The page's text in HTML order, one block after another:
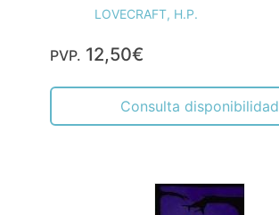
LOVECRAFT, H.P.
PVP. 12,50€
Consulta disponibilidad